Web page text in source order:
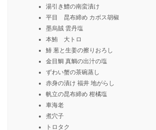
湯引き鱧の南蛮漬け
平目 昆布締め カボス胡椒
墨烏賊 雲丹塩
本鮪 大トロ
鰆 葱と生姜の擦りおろし
金目鯛 真鯛の出汁の塩
ずわい蟹の茶碗蒸し
赤身の漬け 福井 地がらし
帆立の昆布締め 柑橘塩
車海老
煮穴子
トロタク